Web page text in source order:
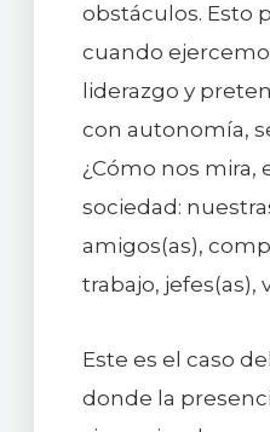
obstáculos. Esto
cuando
liderazgo y
con autonomía,
¿Cómo nos mira,
sociedad:
amigos(as),
trabajo, jefes(as),
Este es el caso
donde la